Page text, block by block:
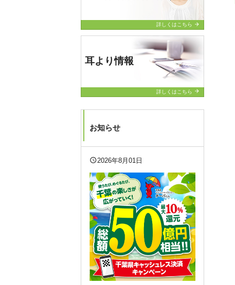
詳しくはこちら arrow_forward
耳より情報
詳しくはこちら arrow_forward
お知らせ
query_builder2026年8月01日